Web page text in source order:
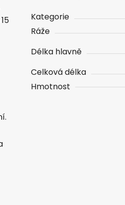
Kategorie
Ráže
Délka hlavně
Celková délka
Hmotnost